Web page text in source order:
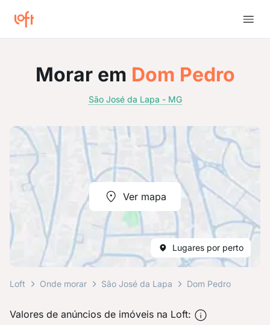
Morar em Dom Pedro
São José da Lapa - MG
Ver mapa
Lugares por perto
Loft Onde morar São José da Lapa Dom Pedro
Valores de anúncios de imóveis na Loft: